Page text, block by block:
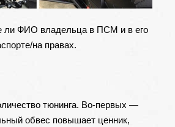
ли ФИО владельца в ПСМ и в его
на правах.
тюнинга. Во-первых —
обвес повышает ценник,